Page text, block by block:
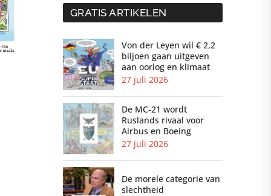
GRATIS ARTIKELEN
Von der Leyen wil € 2,2
biljoen gaan uitgeven
aan oorlog en klimaat
27 juli 2026
De MC-21 wordt
Ruslands rivaal voor
Airbus en Boeing
27 juli 2026
De morele categorie van
slechtheid